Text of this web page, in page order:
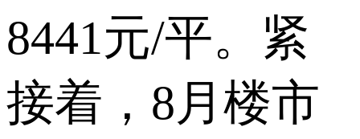
8441元/平。紧
接着，8月楼市